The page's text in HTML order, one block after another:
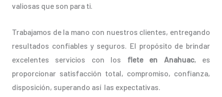
valiosas que son para ti.
Trabajamos de la mano con nuestros clientes, entregando
resultados confiables y seguros. El propósito de brindar
excelentes servicios con los flete en Anahuac, es
proporcionar satisfacción total, compromiso, confianza,
disposición, superando así las expectativas.